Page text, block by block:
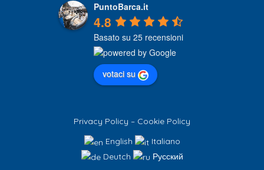
PuntoBarca.it
4.8
Basato su 25 recensioni
votaci su
Privacy Policy – Cookie Policy
English
Italiano
Deutch
Русский